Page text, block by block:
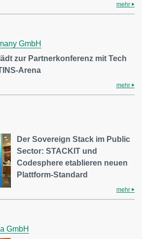
mehr
GmbH
zur Partnerkonferenz mit Tech
Arena
mehr
Der Sovereign Stack im Public
Sector: STACKIT und
Codesphere etablieren neuen
Plattform-Standard
mehr
GmbH